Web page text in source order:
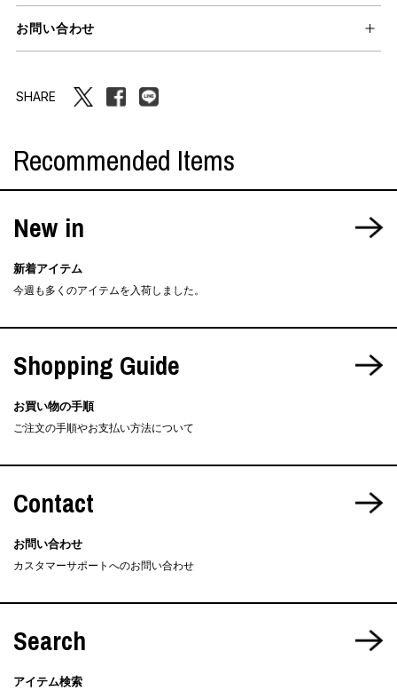
お問い合わせ
SHARE
Recommended Items
New in
新着アイテム
今週も多くのアイテムを入荷しました。
Shopping Guide
お買い物の手順
ご注文の手順やお支払い方法について
Contact
お問い合わせ
カスタマーサポートへのお問い合わせ
Search
アイテム検索